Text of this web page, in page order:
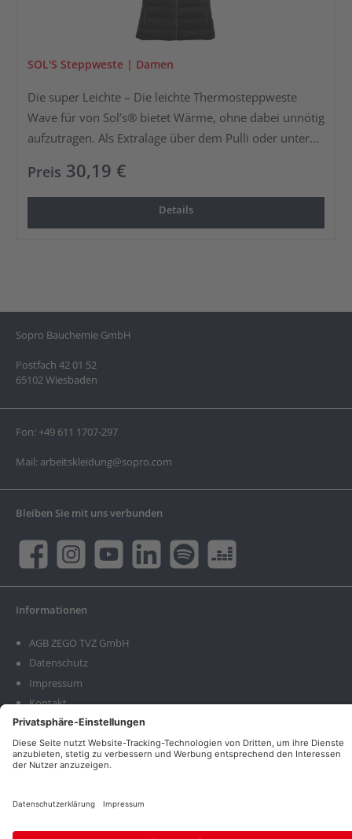
SOL'S Steppweste | Damen
Die super Leichte – Die leichte Thermosteppweste
Wave für von Sol’s® bietet Wärme, ohne dabei unnötig
aufzutragen. Als Extralage über dem Pulli oder unter
Tage.Achtung, die Weste fällt sehr schmal aus!
Preis 30,19 €
Details
Sopro Bauchemie GmbH
Postfach 42 01 52
65102 Wiesbaden
Fon: +49 611 1707-297
Mail: arbeitskleidung@sopro.com
Bleiben Sie mit uns verbunden
Facebook InstagramYouTube twt.widget.communities.spotify.name
Informationen
AGB ZEGO TVZ GmbH
Datenschutz
Impressum
Kontakt
* Alle Preise exkl. gesetzl. Mehrwertsteuer zzgl.